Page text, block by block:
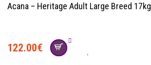
Acana – Heritage Adult Large Breed 17kg
122.00€